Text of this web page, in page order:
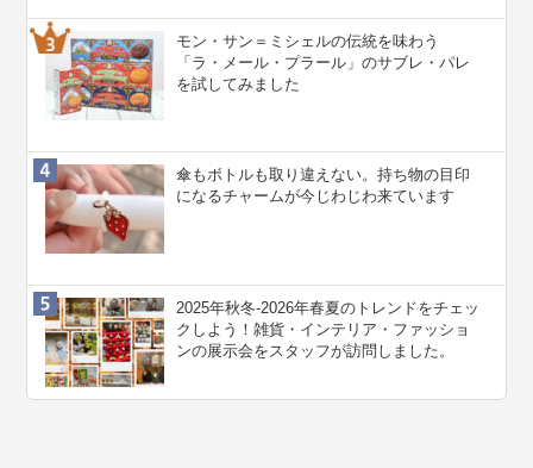
モン・サン＝ミシェルの伝統を味わう
「ラ・メール・プラール」のサブレ・パレ
を試してみました
傘もボトルも取り違えない。持ち物の目印
になるチャームが今じわじわ来ています
2025年秋冬-2026年春夏のトレンドをチェッ
クしよう！雑貨・インテリア・ファッショ
ンの展示会をスタッフが訪問しました。